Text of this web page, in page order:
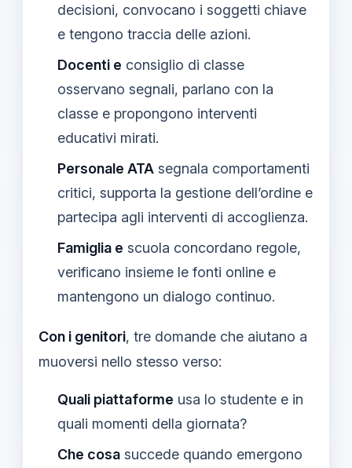
decisioni, convocano i soggetti chiave
e tengono traccia delle azioni.
Docenti e consiglio di classe
osservano segnali, parlano con la
classe e propongono interventi
educativi mirati.
Personale ATA segnala comportamenti
critici, supporta la gestione dell’ordine e
partecipa agli interventi di accoglienza.
Famiglia e scuola concordano regole,
verificano insieme le fonti online e
mantengono un dialogo continuo.
Con i genitori, tre domande che aiutano a
muoversi nello stesso verso:
Quali piattaforme usa lo studente e in
quali momenti della giornata?
Che cosa succede quando emergono